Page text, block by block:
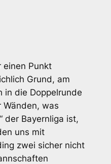
einen Punkt
Grund, am
in die Doppelrunde
Wänden, was
der Bayernliga ist,
uns mit
zwei sicher nicht